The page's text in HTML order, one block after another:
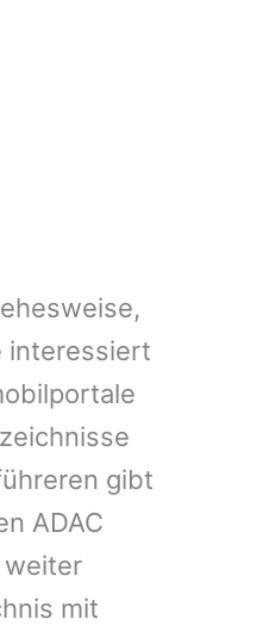
interessiert
gibt
ADAC
weiter
mit